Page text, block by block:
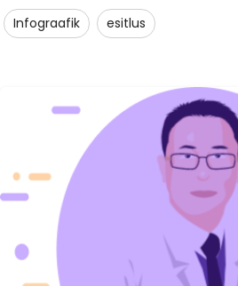
Infograafik esitlus